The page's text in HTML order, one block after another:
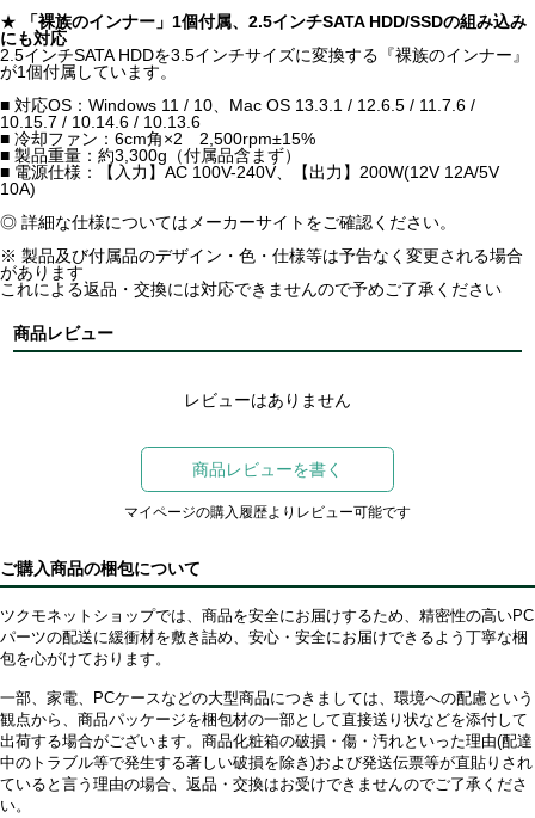
★
「裸族のインナー」1個付属、2.5インチSATA HDD/SSDの組み込み
にも対応
2.5インチSATA HDDを3.5インチサイズに変換する『裸族のインナー』
が1個付属しています。
■ 対応OS：Windows 11 / 10、Mac OS 13.3.1 / 12.6.5 / 11.7.6 /
10.15.7 / 10.14.6 / 10.13.6
■ 冷却ファン：6cm角×2 2,500rpm±15%
■ 製品重量：約3,300g（付属品含まず）
■ 電源仕様：【入力】AC 100V-240V、【出力】200W(12V 12A/5V
10A)
◎ 詳細な仕様についてはメーカーサイトをご確認ください。
※ 製品及び付属品のデザイン・色・仕様等は予告なく変更される場合
があります
これによる返品・交換には対応できませんので予めご了承ください
商品レビュー
レビューはありません
商品レビューを書く
マイページの購入履歴よりレビュー可能です
ご購入商品の梱包について
ツクモネットショップでは、商品を安全にお届けするため、精密性の高いPC
パーツの配送に緩衝材を敷き詰め、安心・安全にお届けできるよう丁寧な梱
包を心がけております。
一部、家電、PCケースなどの大型商品につきましては、環境への配慮という
観点から、商品パッケージを梱包材の一部として直接送り状などを添付して
出荷する場合がございます。商品化粧箱の破損・傷・汚れといった理由(配達
中のトラブル等で発生する著しい破損を除き)および発送伝票等が直貼りされ
ていると言う理由の場合、返品・交換はお受けできませんのでご了承くださ
い。